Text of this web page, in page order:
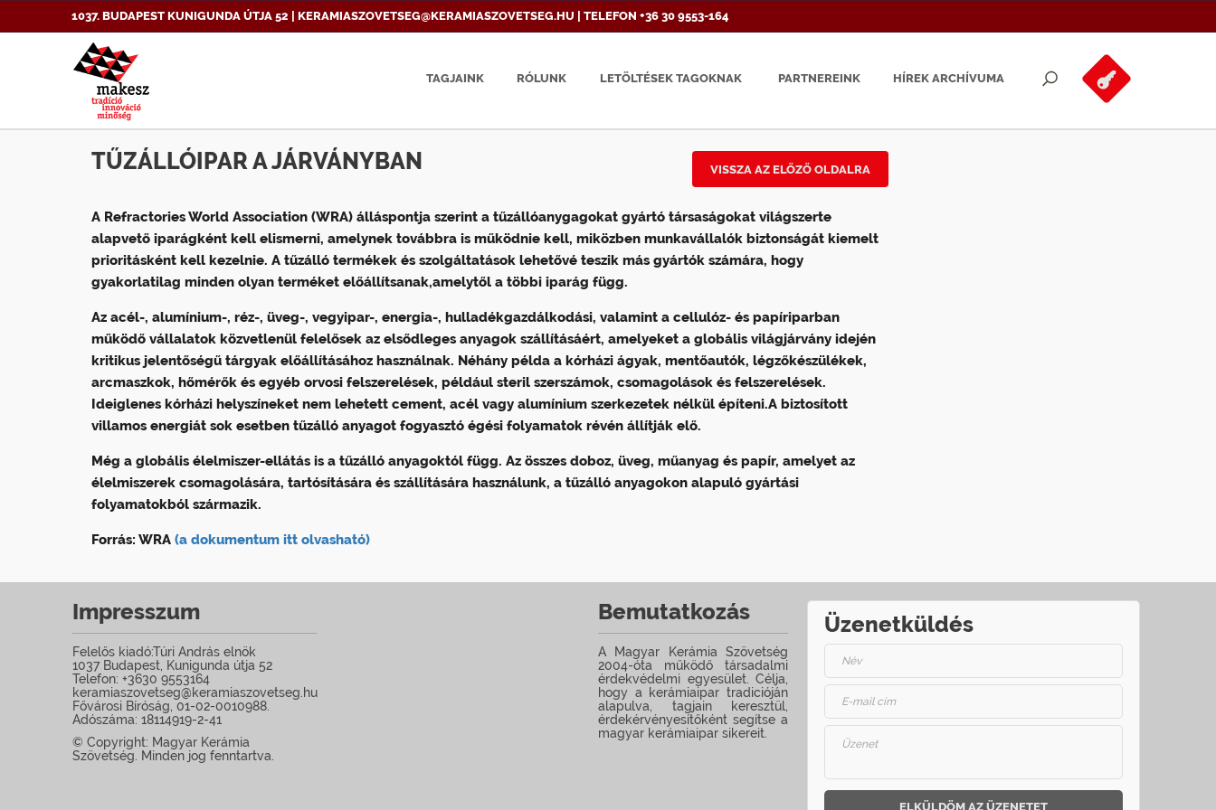
1037. BUDAPEST KUNIGUNDA ÚTJA 52 | KERAMIASZOVETSEG@KERAMIASZOVETSEG.HU | TELEFON +36 30 9553-164
TAGJAINK RÓLUNK LETÖLTÉSEK TAGOKNAK PARTNEREINK HÍREK ARCHÍVUMA
TŰZÁLLÓIPAR A JÁRVÁNYBAN VISSZA AZ ELŐZŐ OLDALRA
A Refractories World Association (WRA) álláspontja szerint a tűzállóanygagokat gyártó társaságokat világszerte
alapvető iparágként kell elismerni, amelynek továbbra is működnie kell, miközben munkavállalók biztonságát kiemelt
prioritásként kell kezelnie. A tűzálló termékek és szolgáltatások lehetővé teszik más gyártók számára, hogy
gyakorlatilag minden olyan terméket előállítsanak,amelytől a többi iparág függ.
Az acél-, alumínium-, réz-, üveg-, vegyipar-, energia-, hulladékgazdálkodási, valamint a cellulóz- és papíriparban
működő vállalatok közvetlenül felelősek az elsődleges anyagok szállításáért, amelyeket a globális világjárvány idején
kritikus jelentőségű tárgyak előállításához használnak. Néhány példa a kórházi ágyak, mentőautók, légzőkészülékek,
arcmaszkok, hőmérők és egyéb orvosi felszerelések, például steril szerszámok, csomagolások és felszerelések.
Ideiglenes kórházi helyszíneket nem lehetett cement, acél vagy alumínium szerkezetek nélkül építeni.A biztosított
villamos energiát sok esetben tűzálló anyagot fogyasztó égési folyamatok révén állítják elő.
Még a globális élelmiszer-ellátás is a tűzálló anyagoktól függ. Az összes doboz, üveg, műanyag és papír, amelyet az
élelmiszerek csomagolására, tartósítására és szállítására használunk, a tűzálló anyagokon alapuló gyártási
folyamatokból származik.
Forrás: WRA (a dokumentum itt olvasható)
Impresszum
Felelős kiadó:Túri András elnök
1037 Budapest, Kunigunda útja 52
Telefon: +3630 9553164
keramiaszovetseg@keramiaszovetseg.hu
Fővárosi Bíróság, 01-02-0010988.
Adószáma: 18114919-2-41
© Copyright: Magyar Kerámia
Szövetség. Minden jog fenntartva.
Bemutatkozás
A Magyar Kerámia Szövetség
2004-óta működő társadalmi
érdekvédelmi egyesület. Célja,
hogy a kerámiaipar tradicióján
alapulva, tagjain keresztül,
érdekérvényesítőként segítse a
magyar kerámiaipar sikereit.
Üzenetküldés
ELKÜLDÖM AZ ÜZENETET